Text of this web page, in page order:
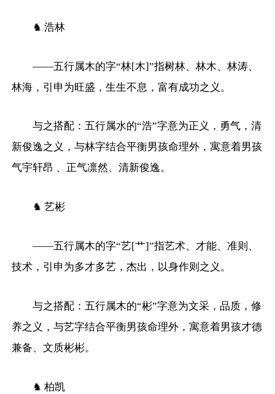
♞ 浩林
——五行属木的字“林[木]”指树林、林木、林涛、
林海，引申为旺盛，生生不息，富有成功之义。
与之搭配：五行属水的“浩”字意为正义，勇气，清
新俊逸之义，与林字结合平衡男孩命理外，寓意着男孩
气宇轩昂 、正气凛然、清新俊逸。
♞ 艺彬
——五行属木的字“艺[艹]”指艺术、才能、准则、
技术，引申为多才多艺，杰出，以身作则之义。
与之搭配：五行属木的“彬”字意为文采，品质，修
养之义，与艺字结合平衡男孩命理外，寓意着男孩才德
兼备、文质彬彬。
♞ 柏凯